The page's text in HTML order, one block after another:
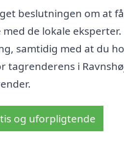
beslutningen om at
de lokale
samtidig med at du
tagrenderens i
og uforpligtende